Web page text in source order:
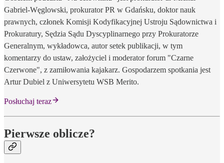
Gabriel-Węglowski, prokurator PR w Gdańsku, doktor nauk
prawnych, członek Komisji Kodyfikacyjnej Ustroju Sądownictwa i
Prokuratury, Sędzia Sądu Dyscyplinarnego przy Prokuratorze
Generalnym, wykładowca, autor setek publikacji, w tym
komentarzy do ustaw, założyciel i moderator forum "Czarne
Czerwone", z zamiłowania kajakarz. Gospodarzem spotkania jest
Artur Dubiel z Uniwersytetu WSB Merito.
Posłuchaj teraz
Pierwsze oblicze?